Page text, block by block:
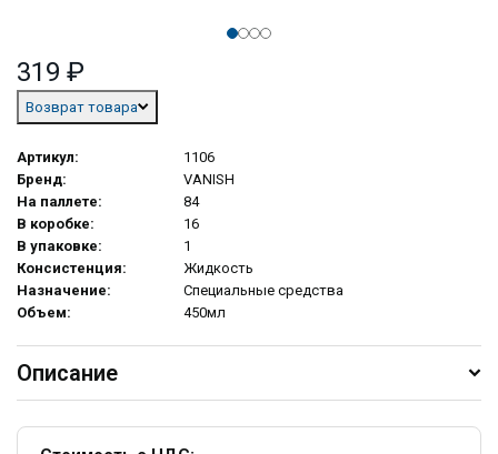
319 ₽
Возврат товара
Артикул:
1106
Бренд:
VANISH
На паллете:
84
В коробке:
16
В упаковке:
1
Консистенция:
Жидкость
Назначение:
Специальные средства
Объем:
450мл
Описание